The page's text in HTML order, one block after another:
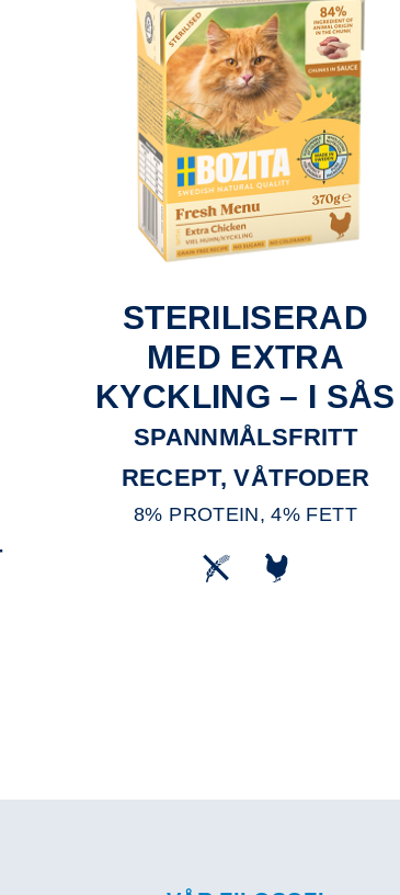
STERILISERAD
MED EXTRA
KYCKLING – I SÅS
SPANNMÅLSFRITT
RECEPT, VÅTFODER
8% PROTEIN, 4% FETT